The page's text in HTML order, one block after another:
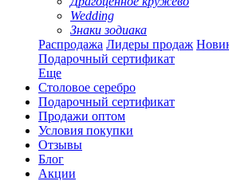
Wedding
Знаки зодиака
Распродажа Лидеры продаж
Подарочный сертификат
Еще
Столовое серебро
Подарочный сертификат
Продажи оптом
Условия покупки
Отзывы
Блог
Акции